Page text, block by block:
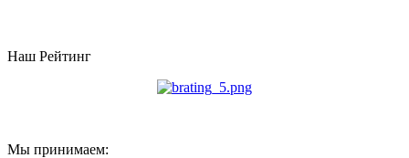
Наш Рейтинг
Мы принимаем: